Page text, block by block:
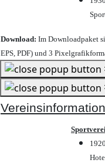
Download: Im Downloadpaket
EPS, PDF) und 3